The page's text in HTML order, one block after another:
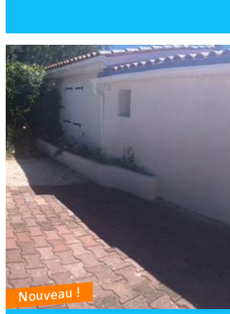
Nouveau !